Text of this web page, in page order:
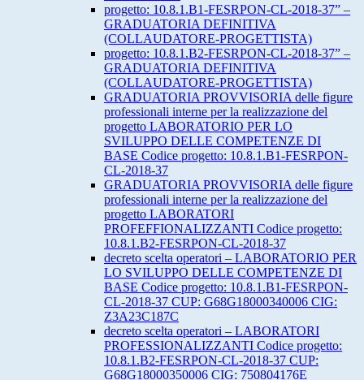
progetto: 10.8.1.B1-FESRPON-CL-2018-37” –
GRADUATORIA DEFINITIVA
(COLLAUDATORE-PROGETTISTA)
progetto: 10.8.1.B2-FESRPON-CL-2018-37” –
GRADUATORIA DEFINITIVA
(COLLAUDATORE-PROGETTISTA)
GRADUATORIA PROVVISORIA delle figure
professionali interne per la realizzazione del
progetto LABORATORIO PER LO
SVILUPPO DELLE COMPETENZE DI
BASE Codice progetto: 10.8.1.B1-FESRPON-
CL-2018-37
GRADUATORIA PROVVISORIA delle figure
professionali interne per la realizzazione del
progetto LABORATORI
PROFEFFIONALIZZANTI Codice progetto:
10.8.1.B2-FESRPON-CL-2018-37
decreto scelta operatori – LABORATORIO PER
LO SVILUPPO DELLE COMPETENZE DI
BASE Codice progetto: 10.8.1.B1-FESRPON-
CL-2018-37 CUP: G68G18000340006 CIG:
Z3A23C187C
decreto scelta operatori – LABORATORI
PROFESSIONALIZZANTI Codice progetto:
10.8.1.B2-FESRPON-CL-2018-37 CUP:
G68G18000350006 CIG: 750804176E